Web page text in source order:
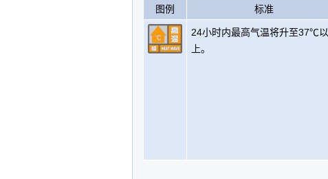
图例 标准
24小时内最高气温将升至37℃以
上。